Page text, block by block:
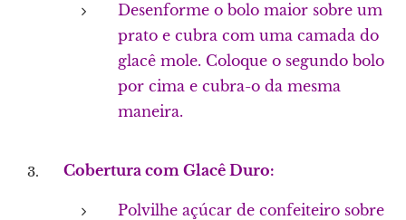
Desenforme o bolo maior sobre um
prato e cubra com uma camada do
glacê mole. Coloque o segundo bolo
por cima e cubra-o da mesma
maneira.
Cobertura com Glacê Duro:
Polvilhe açúcar de confeiteiro sobre